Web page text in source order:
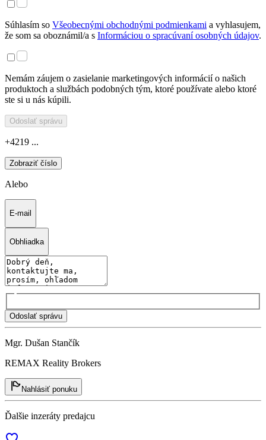
Súhlasím so Všeobecnými obchodnými podmienkami a vyhlasujem,
že som sa oboznámil/a s Informáciou o spracúvaní osobných údajov.
Nemám záujem o zasielanie marketingových informácií o našich
produktoch a službách podobných tým, ktoré používate alebo ktoré
ste si u nás kúpili.
Odoslať správu
+4219 ...
Zobraziť číslo
Alebo
E-mail
Obhliadka
Odoslať správu
Mgr. Dušan Stančík
REMAX Reality Brokers
Nahlásiť ponuku
Ďalšie inzeráty predajcu